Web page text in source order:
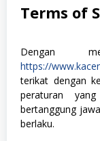
Terms of
pada
19
Februari
2018
Dengan
https://
terikat dengan
peraturan
bertanggung
berlaku.